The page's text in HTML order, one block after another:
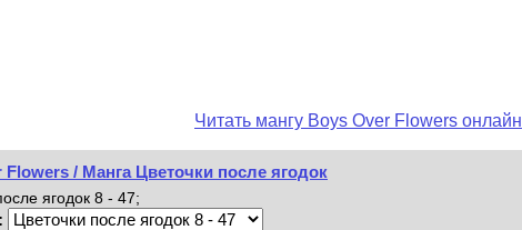
Читать мангу Boys Over Flowers онлайн
Flowers / Манга Цветочки после ягодок
ягодок 8 - 47;